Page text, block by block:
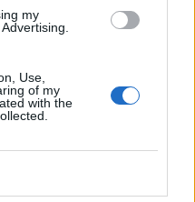
my
Use,
of my
with the
βίντεο με
η ερωτική
χρόνια
σαν εσένα»